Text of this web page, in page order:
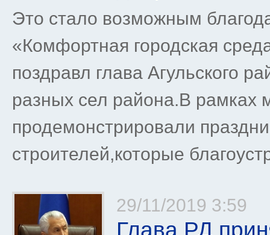
Это стало возможным
«Комфортная городская
поздравл глава Агульского
разных сел района.В рамках
продемонстрировали
строителей,которые
29/11/2019 3:59
Глава РД